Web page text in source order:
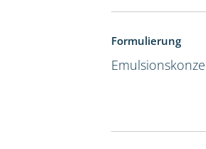
Formulierung